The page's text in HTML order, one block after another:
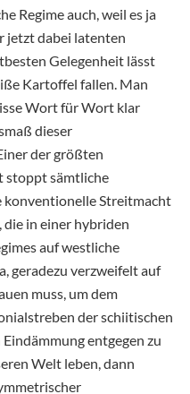
Regime auch, weil es ja
jetzt dabei latenten
Gelegenheit lässt
Kartoffel fallen. Man
Wort für Wort klar
dieser
der größten
stoppt sämtliche
konventionelle Streitmacht
die in einer hybriden
auf westliche
geradezu verzweifelt auf
muss, um dem
der schiitischen
entgegen zu
Welt leben, dann